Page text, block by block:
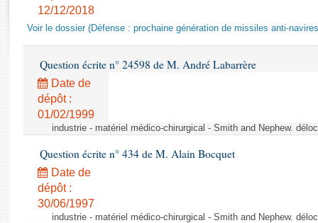
Rapports d'enquête
Dossiers législatifs
Budget et sécurité sociale
Questions écrites et orales
Comptes rendus des débats
12/12/2018
Voir le dossier (Défense : prochaine génération de missiles anti-
Question écrite n° 24598 de M. André Labarrère
Date de
dépôt :
01/02/1999
industrie - matériel médico-chirurgical - Smith and Nephew.
Question écrite n° 434 de M. Alain Bocquet
Date de
dépôt :
30/06/1997
industrie - matériel médico-chirurgical - Smith and Nephew.